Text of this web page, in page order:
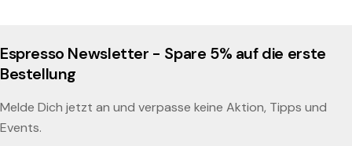
Espresso Newsletter - Spare 5% auf die erste
Bestellung
Melde Dich jetzt an und verpasse keine Aktion, Tipps und
Events.